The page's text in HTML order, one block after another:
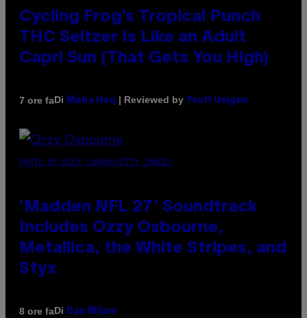
Cycling Frog’s Tropical Punch
THC Seltzer Is Like an Adult
Capri Sun (That Gets You High)
7 ore faDi Maha Haq | Reviewed by Ysolt Usigan
PHOTO BY NICK LAHAM/GETTY IMAGES
‘Madden NFL 27’ Soundtrack
Includes Ozzy Osbourne,
Metallica, the White Stripes, and
Styx
8 ore faDi Dan Milam